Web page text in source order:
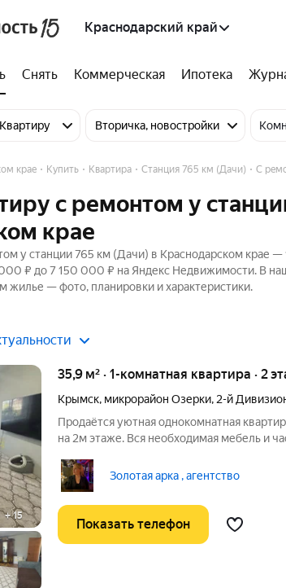
Краснодарский край
Снять Коммерческая Ипотека
Квартиру Вторичка, новостройки
крае Купить Квартира Станция 765 км (Дачи) С
с ремонтом у
крае
у станции 765 км (Дачи) в Краснодарском крае
₽ до 7 150 000 ₽ на Яндекс Недвижимости. В
жилье — фото, планировки и характеристики.
+15
35,9 м² · 1-комнатная квартира · 2
Крымск, микрорайон Озерки, 2-й
Продаётся уютная однокомнатная
на 2м этаже. Вся необходимая мебель и
отопление. Соседи дружелюбные, чистый
Рядом расположен
Золотая арка , агентство
Показать телефон